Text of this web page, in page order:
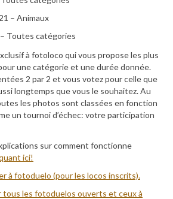
– Animaux
Toutes catégories
à fotoloco qui vous propose les plus
une catégorie et une durée donnée.
2 par 2 et vous votez pour celle que
longtemps que vous le souhaitez. Au
les photos sont classées en fonction
un tournoi d’échec: votre participation
sur comment fonctionne
ici!
à fotoduelo (pour les locos inscrits).
tous les fotoduelos ouverts et ceux à